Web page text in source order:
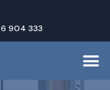
904 333